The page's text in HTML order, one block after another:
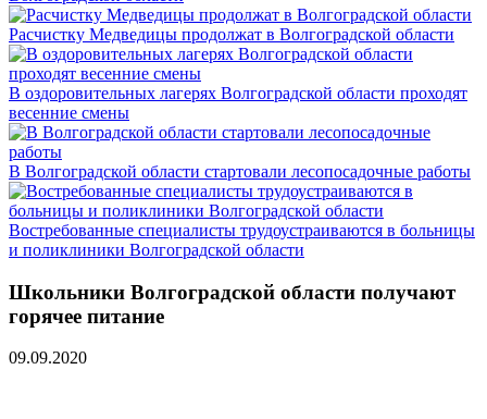
Расчистку Медведицы продолжат в Волгоградской области
В оздоровительных лагерях Волгоградской области проходят
весенние смены
В Волгоградской области стартовали лесопосадочные работы
Востребованные специалисты трудоустраиваются в больницы
и поликлиники Волгоградской области
Школьники Волгоградской области получают
горячее питание
09.09.2020